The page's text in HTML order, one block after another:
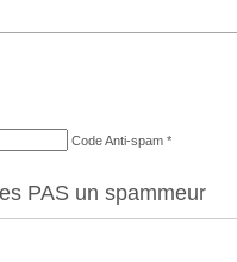
Code Anti-spam *
PAS un spammeur